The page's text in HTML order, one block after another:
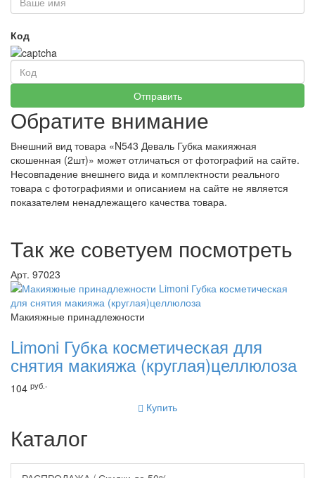
Код
Обратите внимание
Внешний вид товара «N543 Деваль Губка макияжная
скошенная (2шт)» может отличаться от фотографий на сайте.
Несовпадение внешнего вида и комплектности реального
товара с фотографиями и описанием на сайте не является
показателем ненадлежащего качества товара.
Так же советуем посмотреть
Арт. 97023
Макияжные принадлежности
Limoni Губка косметическая для
снятия макияжа (круглая)целлюлоза
104 руб.-
Купить
Каталог